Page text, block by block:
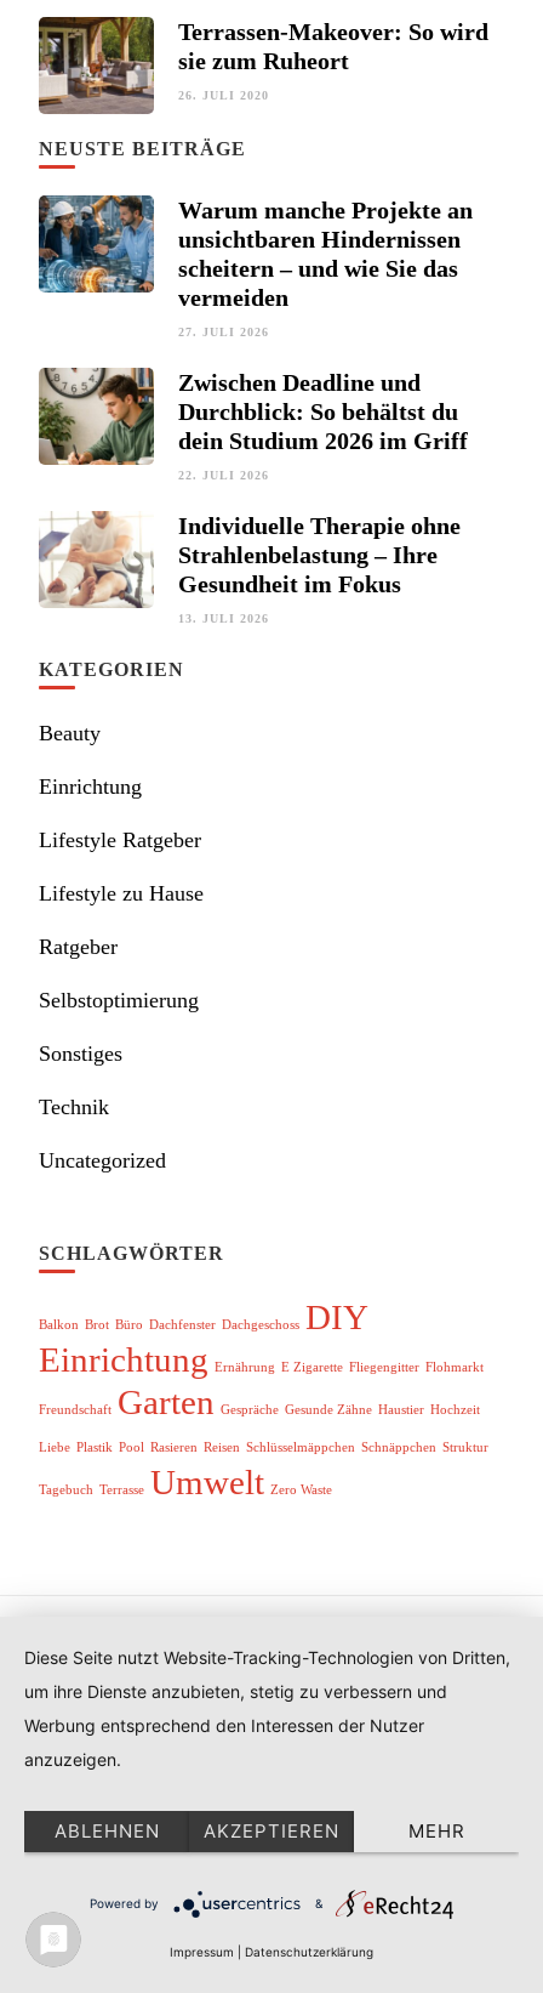
Terrassen-Makeover: So wird
sie zum Ruheort
26. JULI 2020
NEUSTE BEITRÄGE
Warum manche Projekte an
unsichtbaren Hindernissen
scheitern – und wie Sie das
vermeiden
27. JULI 2026
Zwischen Deadline und
Durchblick: So behältst du
dein Studium 2026 im Griff
22. JULI 2026
Individuelle Therapie ohne
Strahlenbelastung – Ihre
Gesundheit im Fokus
13. JULI 2026
KATEGORIEN
Beauty
Einrichtung
Lifestyle Ratgeber
Lifestyle zu Hause
Ratgeber
Selbstoptimierung
Sonstiges
Technik
Uncategorized
SCHLAGWÖRTER
Balkon Brot Büro Dachfenster Dachgeschoss DIY
Einrichtung Ernährung E Zigarette Fliegengitter Flohmarkt
Freundschaft Garten Gespräche Gesunde Zähne Haustier Hochzeit
Liebe Plastik Pool Rasieren Reisen Schlüsselmäppchen Schnäppchen Struktur
Tagebuch Terrasse Umwelt Zero Waste
© Copyright 2020 Dein neuer Lifestyle. Alle Rechte
COOKIE-EINSTELLUNGEN
Diese Seite nutzt Website-Tracking-Technologien von Dritten,
um ihre Dienste anzubieten, stetig zu verbessern und
Werbung entsprechend den Interessen der Nutzer
anzuzeigen.
ABLEHNEN AKZEPTIEREN MEHR
Powered by &
Impressum Datenschutzerklärung